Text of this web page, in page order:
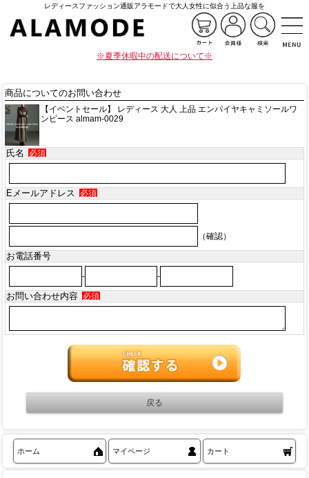
レディースファッション通販アラモードで大人女性に似合う上品な服を
※夏季休暇中の配送について※
商品についてのお問い合わせ
【イベントセール】 レディース 大人 上品 エンパイヤキャミソールワ
ンピース almam-0029
氏名 必須
Eメールアドレス 必須
（確認）
お電話番号
- -
お問い合わせ内容 必須
ホーム マイページ カート